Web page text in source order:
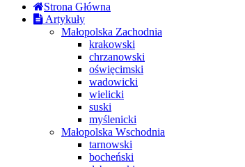
Strona Główna
Artykuły
Małopolska Zachodnia
krakowski
chrzanowski
oświęcimski
wadowicki
wielicki
suski
myślenicki
Małopolska Wschodnia
tarnowski
bocheński